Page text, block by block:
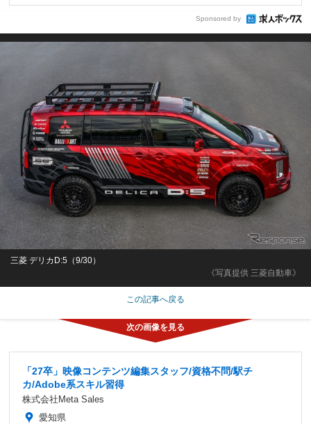
Sponsored by
《写真提供 三菱自動車》
三菱 デリカD:5（9/30）
この記事へ戻る
「27卒」映像コンテンツ編集スタッフ/資格不問/駅チ
カ/Adobe系スキル習得
株式会社Meta Sales
愛知県